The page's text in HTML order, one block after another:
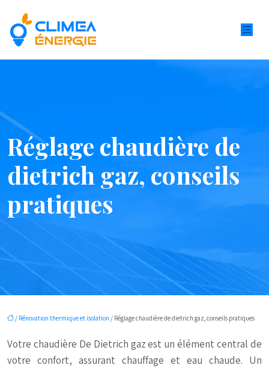
Réglage chaudière de
dietrich gaz, conseils
pratiques
/ Rénovation thermique et isolation / Réglage chaudière de dietrich gaz, conseils pratiques
Votre chaudière De Dietrich gaz est un élément central de
votre confort, assurant chauffage et eau chaude. Un